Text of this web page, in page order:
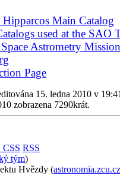
Consent plugin for the
Main Catalog
used at the SAO
Astrometry
Page
15. ledna 2010 v
zobrazena 7290krát.
CSS RSS
tým)
Hvězdy (